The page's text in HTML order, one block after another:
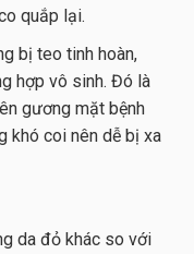
quắp lại.
bị teo tinh hoàn,
hợp vô sinh. Đó là
gương mặt bệnh
khó coi nên dễ bị xa
da đỏ khác so với